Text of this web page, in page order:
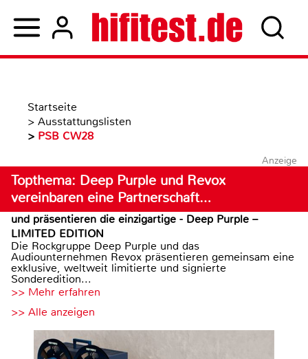
Startseite
> Ausstattungslisten
> PSB CW28
Anzeige
Topthema: Deep Purple und Revox
vereinbaren eine Partnerschaft…
und präsentieren die einzigartige - Deep Purple –
LIMITED EDITION
Die Rockgruppe Deep Purple und das
Audiounternehmen Revox präsentieren gemeinsam eine
exklusive, weltweit limitierte und signierte
Sonderedition...
>> Mehr erfahren
>> Alle anzeigen